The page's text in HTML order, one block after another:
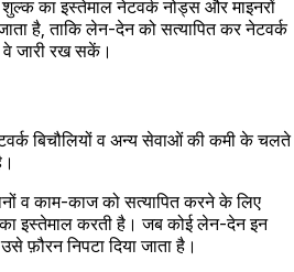
का इस्तेमाल नेटवर्क नोड्स और माइनरों
है, ताकि लेन-देन को सत्यापित कर नेटवर्क
जारी रख सकें।
बिचौलियों व अन्य सेवाओं की कमी के चलते
व काम-काज को सत्यापित करने के लिए
इस्तेमाल करती है। जब कोई लेन-देन इन
फ़ौरन निपटा दिया जाता है।